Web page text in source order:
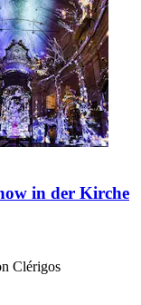
in der Kirche
Clérigos